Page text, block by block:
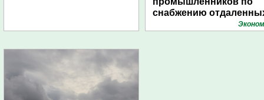
снабжению
поселений с помощью